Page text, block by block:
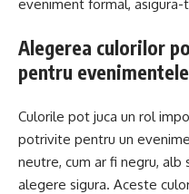
eveniment formal,
Alegerea culorilor
pentru
Culorile pot juca un rol
potrivite pentru un
neutre, cum ar fi negru, alb
alegere sigura. Aceste